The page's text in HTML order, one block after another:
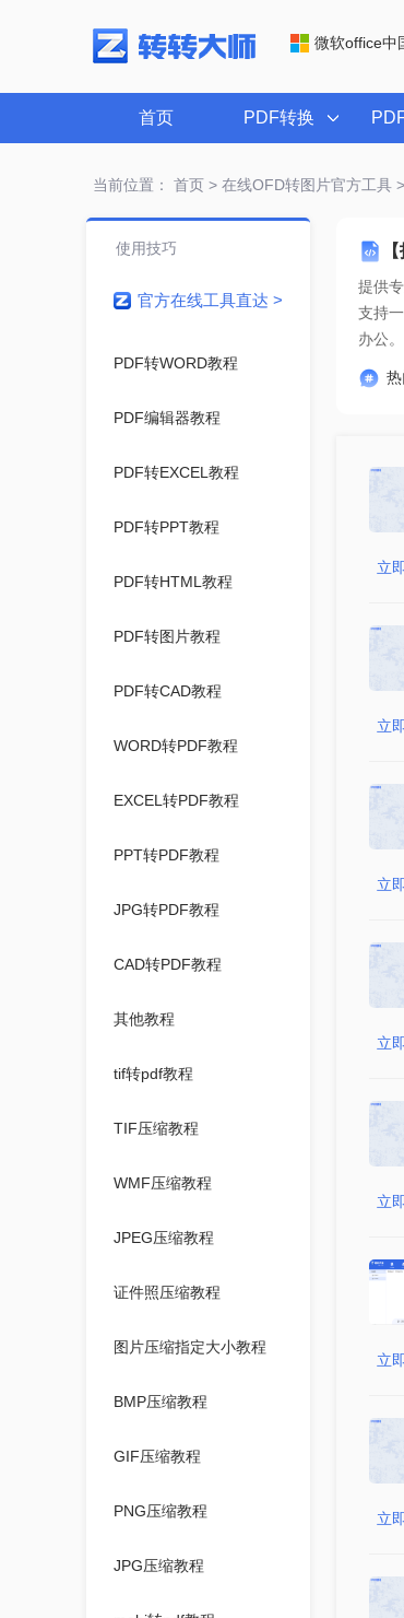
微软office中
首页 PDF转换
当前位置： 首页> 在线OFD转图片官方工具>
提供
办公。
热
使用技巧
官方在线工具直达 >
PDF转WORD教程
PDF编辑器教程
PDF转EXCEL教程
PDF转PPT教程
PDF转HTML教程
PDF转图片教程
PDF转CAD教程
WORD转PDF教程
EXCEL转PDF教程
PPT转PDF教程
JPG转PDF教程
CAD转PDF教程
其他教程
tif转pdf教程
TIF压缩教程
WMF压缩教程
JPEG压缩教程
证件照压缩教程
图片压缩指定大小教程
BMP压缩教程
GIF压缩教程
PNG压缩教程
JPG压缩教程
立
立
立
立
立
立
立